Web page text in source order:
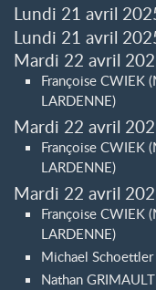
Lundi 21 avril
Lundi 21 avril
Mardi 22 avril
Françoise CWIEK
LARDENNE)
Mardi 22 avril
Françoise CWIEK
LARDENNE)
Mardi 22 avril
Françoise CWIEK
LARDENNE)
Michael Schoettler
Nathan